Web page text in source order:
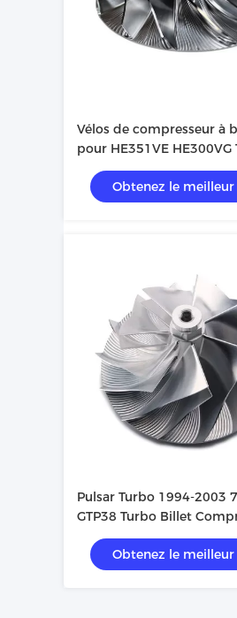
Vélos de compresseur à
pour HE351VE HE300VG
6.7l Cummins
Obtenez le
Pulsar Turbo 1994-2003
GTP38 Turbo Billet
roue
Obtenez le